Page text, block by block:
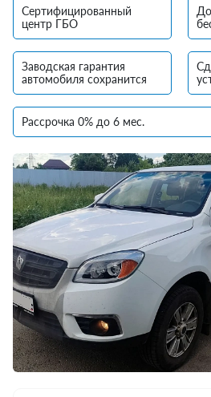
Сертифицированный
центр ГБО
Заводская гарантия
автомобиля сохранится
Рассрочка 0% до 6 мес.